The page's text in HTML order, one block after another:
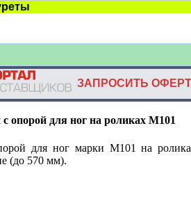
ЗАПРОСИТЬ
с опорой для ног на роликах М101
для ног марки М101
на
(до 570 мм).